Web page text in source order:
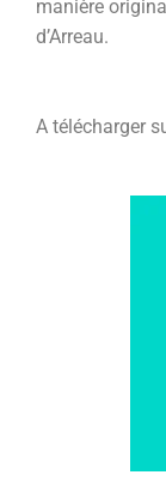
manière
d’Arreau.
A télécharger